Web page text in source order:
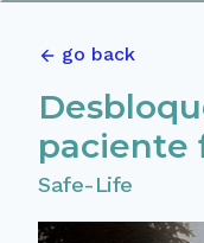
go back
paciente
Safe-Life